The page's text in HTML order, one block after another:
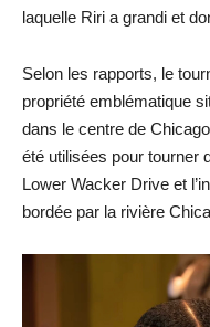
laquelle Riri a grandi et
Selon les rapports, le
propriété emblématique
dans le centre de
été utilisées pour tourner
Lower Wacker Drive et
bordée par la rivière